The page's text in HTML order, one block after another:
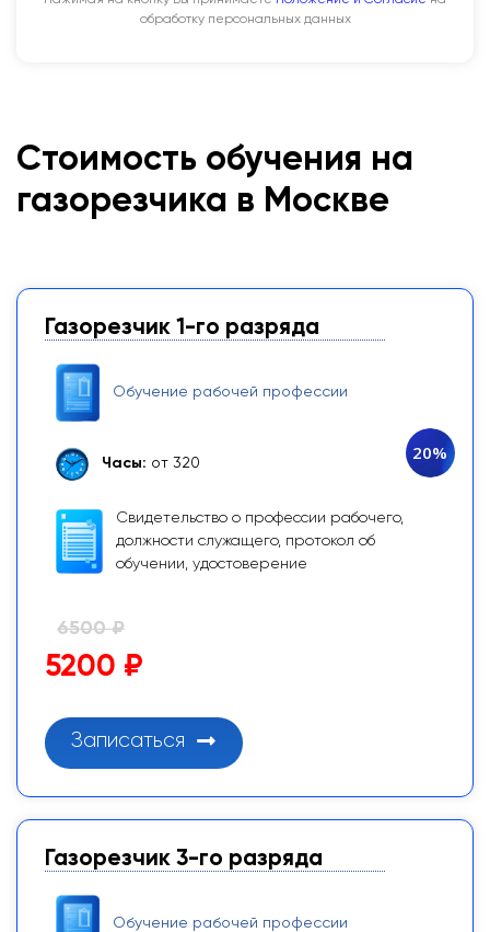
обработку персональных данных
Стоимость обучения на
газорезчика в Москве
Газорезчик 1-го разряда
Обучение рабочей профессии
Часы: от 320
Свидетельство о профессии рабочего,
должности служащего, протокол об
обучении, удостоверение
20%
6500 ₽
5200 ₽
Записаться
Газорезчик 3-го разряда
Обучение рабочей профессии